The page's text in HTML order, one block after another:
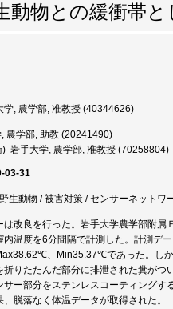
物との緩衝帯
学, 農学部, 准教授 (40344626)
農学部, 助教 (20241490)
) 岩手大学, 農学部, 准教授 (70258804)
03-31
生動物 / 被害対策 / センサーネットワ
は改良を行った。岩手大学農学部附
内温度を6分間隔で計測した。計測デ
、Min35.37℃であった。し
折りたたんだ部分に排泄された糞が
サー部分をステンレスコーティング
脱落なく体温データが取得された。